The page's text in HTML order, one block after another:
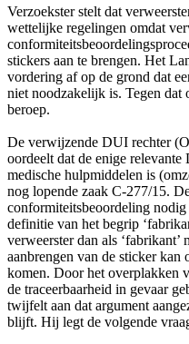
Verzoekster stelt dat
wettelijke regelingen omdat
stickers aan te brengen. Het
vordering af op de grond dat
niet noodzakelijk is. Tegen dat
beroep.
De verwijzende DUI rechter
oordeelt dat de enige
medische hulpmiddelen is
nog lopende zaak C-277/15.
conformiteitsbeoordeling
definitie van het begrip
verweerster dan als
aanbrengen van de sticker
komen. Door het overplakken
de traceerbaarheid in gevaar
twijfelt aan dat argument
blijft. Hij legt de volgende